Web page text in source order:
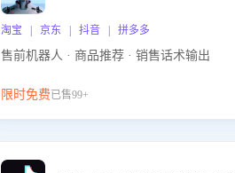
淘宝 | 京东 | 抖音 | 拼多多
售前机器人 · 商品推荐 · 销售话术输出
限时免费已售99+